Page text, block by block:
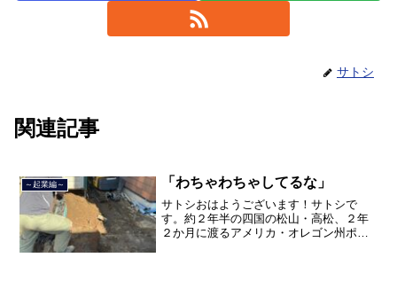
サトシ
関連記事
～起業編～ 「わちゃわちゃしてるな」
サトシおはようございます！サトシで
す。約２年半の四国の松山・高松、２年
２か月に渡るアメリカ・オレゴン州ポー